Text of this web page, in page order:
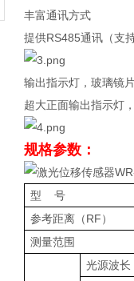
丰富通讯方式
提供RS485通讯（支
输出指示灯，玻璃镜
超大正面输出指示灯
规格参数：
型 号
参考距离（RF）
测量范围
光源波长